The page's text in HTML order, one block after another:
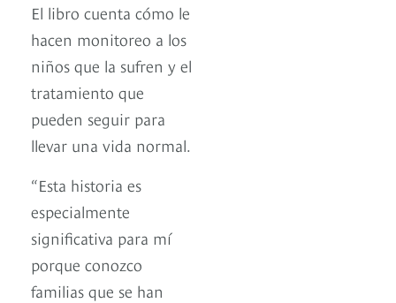
El libro cuenta cómo le
hacen monitoreo a los
niños que la sufren y el
tratamiento que
pueden seguir para
llevar una vida normal.
“Esta historia es
especialmente
significativa para mí
porque conozco
familias que se han